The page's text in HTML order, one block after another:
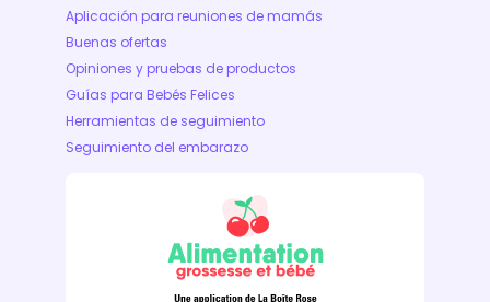
Aplicación para reuniones de mamás
Buenas ofertas
Opiniones y pruebas de productos
Guías para Bebés Felices
Herramientas de seguimiento
Seguimiento del embarazo